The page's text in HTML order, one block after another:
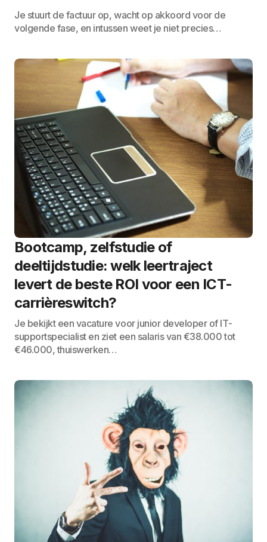
Je stuurt de factuur op, wacht op akkoord voor de
volgende fase, en intussen weet je niet precies…
Bootcamp, zelfstudie of
deeltijdstudie: welk leertraject
levert de beste ROI voor een ICT-
carrièreswitch?
Je bekijkt een vacature voor junior developer of IT-
supportspecialist en ziet een salaris van €38.000 tot
€46.000, thuiswerken…